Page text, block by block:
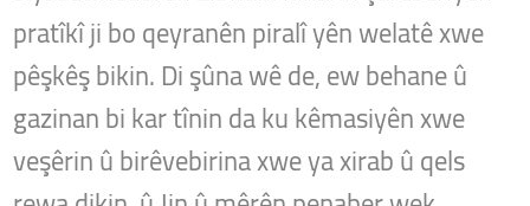
pratîkî ji bo qeyranên piralî yên welatê xwe
pêşkêş bikin. Di şûna wê de, ew behane û
gazinan bi kar tînin da ku kêmasiyên xwe
veşêrin ûbirêvebirina xwe ya xirab û qels